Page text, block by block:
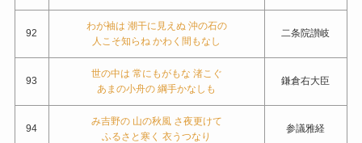
92
わが袖は 潮干に見えぬ 沖の石の
人こそ知らね かわく間もなし
二条院讃岐
93
世の中は 常にもがもな 渚こぐ
あまの小舟の 綱手かなしも
鎌倉右大臣
94
み吉野の 山の秋風 さ夜更けて
ふるさと寒く 衣うつなり
参議雅経